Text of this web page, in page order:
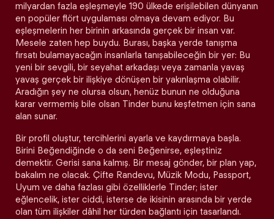
milyardan fazla eşleşmeyle 190 ülkede erişilebilen dünyanın
en popüler flört uygulaması olmaya devam ediyor. Bu
eşleşmelerin her birinin arkasında gerçek bir insan var.
Mesele zaten hep buydu. Burası, başka yerde tanışma
fırsatı bulamayacağın insanlarla tanışabileceğin bir yer: Bu
yeni bir sevgili, bir seyahat arkadaşı veya zamanla yavaş
yavaş gerçek bir ilişkiye dönüşen bir yakınlaşma olabilir.
Aradığın şey ne olursa olsun, henüz bunun ne olduğuna
karar vermemiş bile olsan Tinder bunu keşfetmen için sana
alan sunar.
Bir profil oluştur, tercihlerini ayarla ve kaydırmaya başla.
Birini Beğendiğinde o da seni Beğenirse, eşleştiniz
demektir. Gerisi sana kalmış. Bir mesaj gönder, bir plan yap,
bakalım ne olacak. Çifte Randevu, Müzik Modu, Passport,
Uyum ve daha fazlası gibi özelliklerle Tinder; ister
eğlencelik, ister ciddi, isterse de ikisinin arasında bir yerde
olan tüm ilişkiler dâhil her türden bağlantı için tasarlandı.